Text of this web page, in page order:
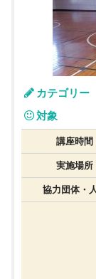
カテゴリー
対象
講座時間
実施場所
協力団体・